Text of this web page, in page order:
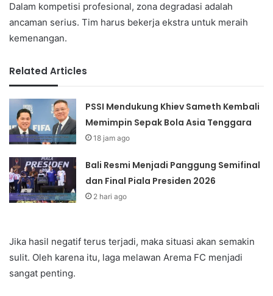
Dalam kompetisi profesional, zona degradasi adalah
ancaman serius. Tim harus bekerja ekstra untuk meraih
kemenangan.
Related Articles
PSSI Mendukung Khiev Sameth Kembali
Memimpin Sepak Bola Asia Tenggara
18 jam ago
Bali Resmi Menjadi Panggung Semifinal
dan Final Piala Presiden 2026
2 hari ago
Jika hasil negatif terus terjadi, maka situasi akan semakin
sulit. Oleh karena itu, laga melawan Arema FC menjadi
sangat penting.